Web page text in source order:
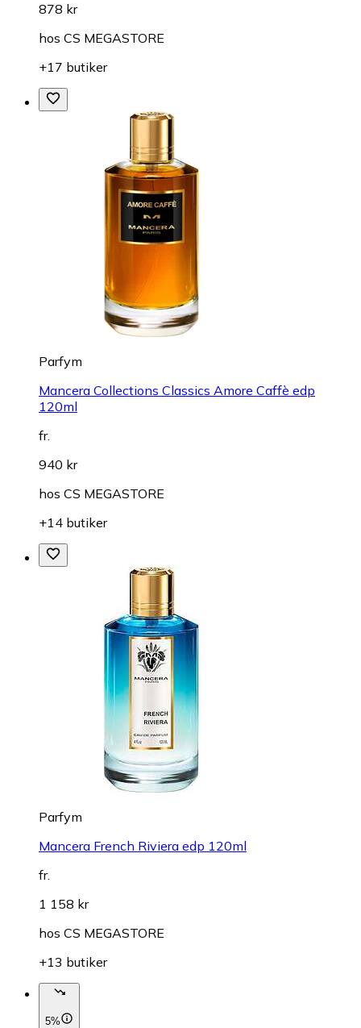
878 kr
hos CS MEGASTORE
+17 butiker
Parfym
Mancera Collections Classics Amore Caffè edp
120ml
fr.
940 kr
hos CS MEGASTORE
+14 butiker
Parfym
Mancera French Riviera edp 120ml
fr.
1 158 kr
hos CS MEGASTORE
+13 butiker
5%